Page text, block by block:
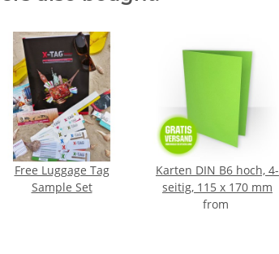
Free Luggage Tag
Sample Set
Karten DIN B6 hoch, 4-
seitig, 115 x 170 mm
from